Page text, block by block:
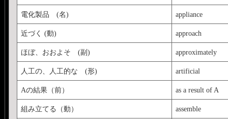
電化製品 (名) appliance
近づく (動) approach
ほぼ、おおよそ (副) approximately
人工の、人工的な (形) artificial
Aの結果（前） as a result of A
組み立てる（動） assemble